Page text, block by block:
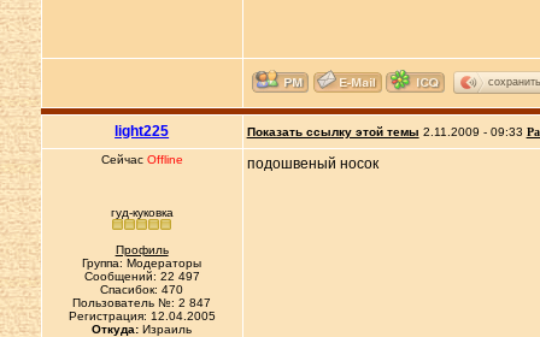
сохранить
light225 Показать ссылку этой темы 2.11.2009 - 09:33
Сейчас Offline
гуд-куковка
Профиль
Группа: Модераторы
Сообщений: 22 497
Спасибок: 470
Пользователь №: 2 847
Регистрация: 12.04.2005
Откуда: Израиль
подошвеный носок